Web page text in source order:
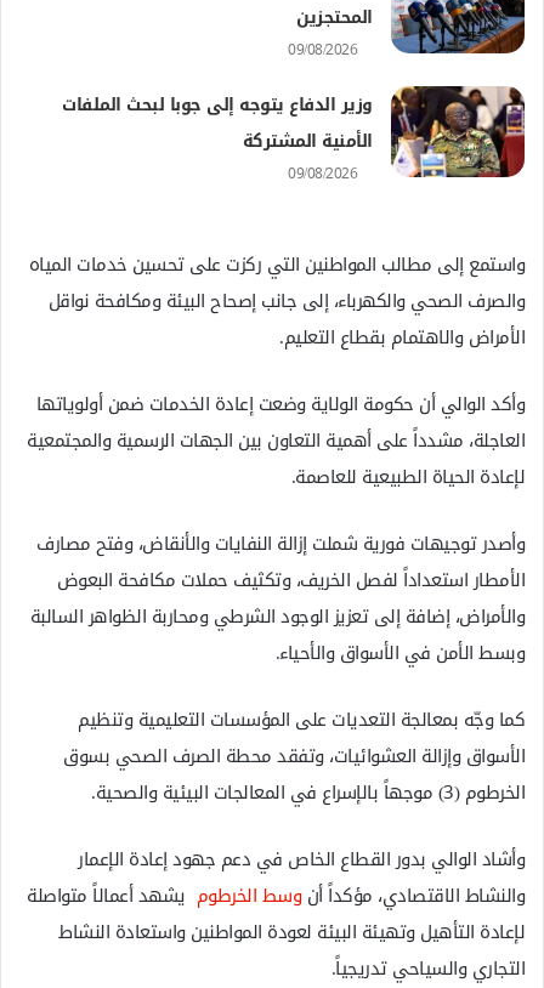
المحتجزين
09/08/2026
وزير الدفاع يتوجه إلى جوبا لبحث الملفات
الأمنية المشتركة
09/08/2026
واستمع إلى مطالب المواطنين التي ركزت على تحسين خدمات المياه
والصرف الصحي والكهرباء، إلى جانب إصحاح البيئة ومكافحة نواقل
الأمراض والاهتمام بقطاع التعليم.
وأكد الوالي أن حكومة الولاية وضعت إعادة الخدمات ضمن أولوياتها
العاجلة، مشدداً على أهمية التعاون بين الجهات الرسمية والمجتمعية
لإعادة الحياة الطبيعية للعاصمة.
وأصدر توجيهات فورية شملت إزالة النفايات والأنقاض، وفتح مصارف
الأمطار استعداداً لفصل الخريف، وتكثيف حملات مكافحة البعوض
والأمراض، إضافة إلى تعزيز الوجود الشرطي ومحاربة الظواهر السالبة
وبسط الأمن في الأسواق والأحياء.
كما وجّه بمعالجة التعديات على المؤسسات التعليمية وتنظيم
الأسواق وإزالة العشوائيات، وتفقد محطة الصرف الصحي بسوق
الخرطوم (3) موجهاً بالإسراع في المعالجات البيئية والصحية.
وأشاد الوالي بدور القطاع الخاص في دعم جهود إعادة الإعمار
والنشاط الاقتصادي، مؤكداً أنوسط الخرطوم يشهد أعمالاً متواصلة
لإعادة التأهيل وتهيئة البيئة لعودة المواطنين واستعادة النشاط
التجاري والسياحي تدريجياً.